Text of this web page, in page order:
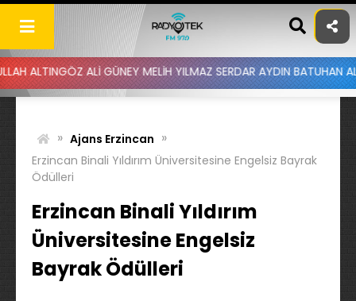
Skip
content
ALİ GÜNEY MELİH YILMAZ SERDAR AYDIN BATUHAN ALTINTAŞ
» Ajans Erzincan »
Erzincan Binali Yıldırım Üniversitesine Engelsiz Bayrak
Ödülleri
Erzincan Binali Yıldırım
Üniversitesine Engelsiz
Bayrak Ödülleri